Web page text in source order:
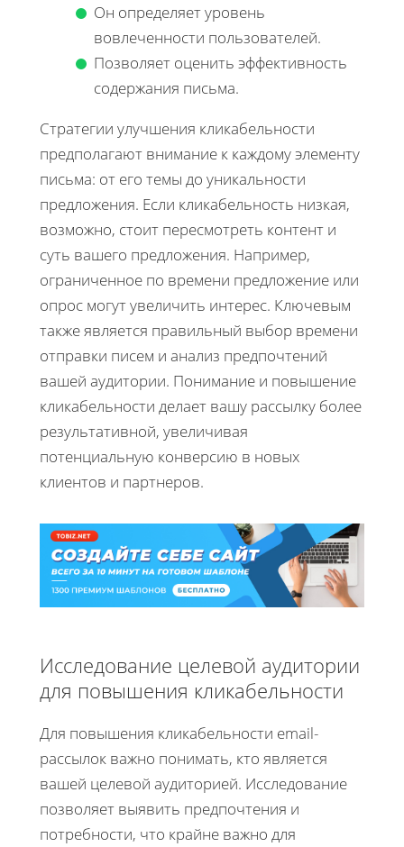
Он определяет уровень
вовлеченности пользователей.
Позволяет оценить эффективность
содержания письма.
Стратегии улучшения кликабельности
предполагают внимание к каждому элементу
письма: от его темы до уникальности
предложения. Если кликабельность низкая,
возможно, стоит пересмотреть контент и
суть вашего предложения. Например,
ограниченное по времени предложение или
опрос могут увеличить интерес. Ключевым
также является правильный выбор времени
отправки писем и анализ предпочтений
вашей аудитории. Понимание и повышение
кликабельности делает вашу рассылку более
результативной, увеличивая
потенциальную конверсию в новых
клиентов и партнеров.
Исследование целевой аудитории
для повышения кликабельности
Для повышения кликабельности email-
рассылок важно понимать, кто является
вашей целевой аудиторией. Исследование
позволяет выявить предпочтения и
потребности, что крайне важно для